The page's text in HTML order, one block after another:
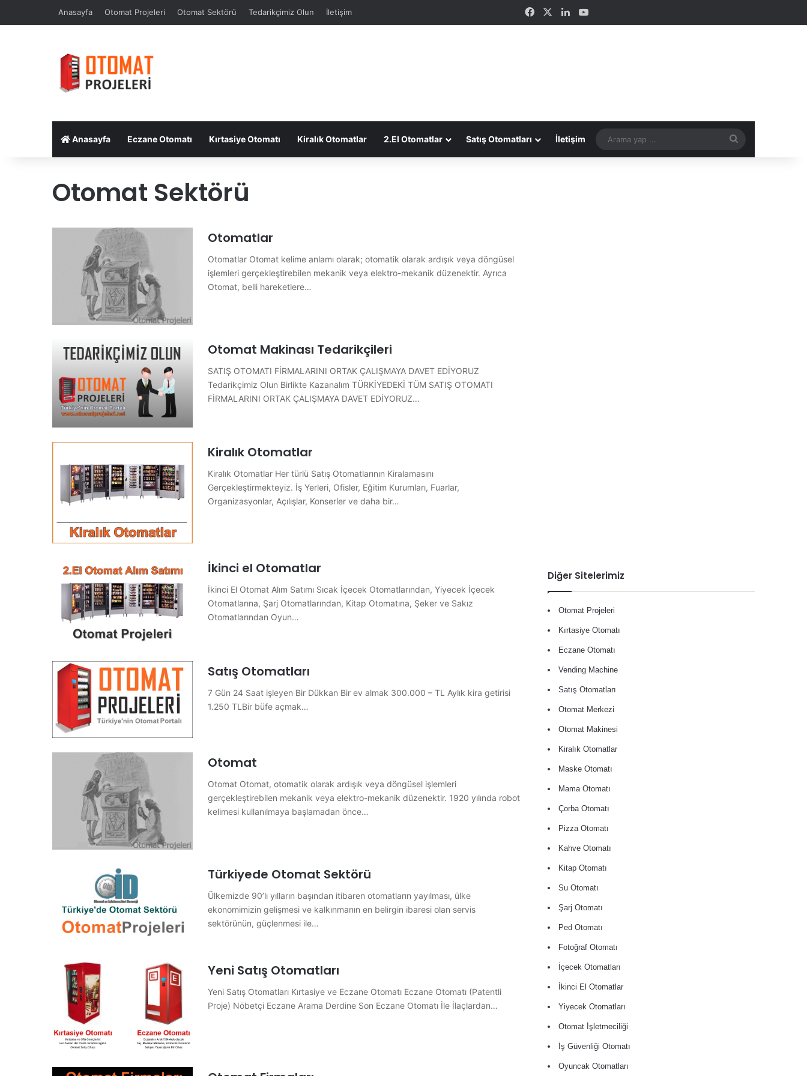
Anasayfa Otomat Projeleri Otomat Sektörü Tedarikçimiz Olun İletişim FacebookLinkedInYouTube
Anasayfa Eczane Otomatı Kırtasiye Otomatı Kiralık Otomatlar 2.El Otomatlar Satış Otomatları İletişim
yap
Otomat Sektörü
Otomatlar
Otomatlar Otomat kelime anlamı olarak; otomatik olarak ardışık veya döngüsel
işlemleri gerçekleştirebilen mekanik veya elektro-mekanik düzenektir. Ayrıca
Otomat, belli hareketlere…
Otomat Makinası Tedarikçileri
SATIŞ OTOMATI FİRMALARINI ORTAK ÇALIŞMAYA DAVET EDİYORUZ
Tedarikçimiz Olun Birlikte Kazanalım TÜRKİYEDEKİ TÜM SATIŞ OTOMATI
FİRMALARINI ORTAK ÇALIŞMAYA DAVET EDİYORUZ…
Kiralık Otomatlar
Kiralık Otomatlar Her türlü Satış Otomatlarının Kiralamasını
Gerçekleştirmekteyiz. İş Yerleri, Ofisler, Eğitim Kurumları, Fuarlar,
Organizasyonlar, Açılışlar, Konserler ve daha bir…
İkinci el Otomatlar
İkinci El Otomat Alım Satımı Sıcak İçecek Otomatlarından, Yiyecek İçecek
Otomatlarına, Şarj Otomatlarından, Kitap Otomatına, Şeker ve Sakız
Otomatlarından Oyun…
Satış Otomatları
7 Gün 24 Saat işleyen Bir Dükkan Bir ev almak 300.000 – TL Aylık kira getirisi
1.250 TLBir büfe açmak…
Otomat
Otomat Otomat, otomatik olarak ardışık veya döngüsel işlemleri
gerçekleştirebilen mekanik veya elektro-mekanik düzenektir. 1920 yılında robot
kelimesi kullanılmaya başlamadan önce…
Türkiyede Otomat Sektörü
Ülkemizde 90’lı yılların başından itibaren otomatların yayılması, ülke
ekonomimizin gelişmesi ve kalkınmanın en belirgin ibaresi olan servis
sektörünün, güçlenmesi ile…
Yeni Satış Otomatları
Yeni Satış Otomatları Kırtasiye ve Eczane Otomatı Eczane Otomatı (Patentli
Proje) Nöbetçi Eczane Arama Derdine Son Eczane Otomatı İle İlaçlardan…
Diğer Sitelerimiz
Otomat Projeleri
Kırtasiye Otomatı
Eczane Otomatı
Vending Machine
Satış Otomatları
Otomat Merkezi
Otomat Makinesi
Kiralık Otomatlar
Maske Otomatı
Mama Otomatı
Çorba Otomatı
Pizza Otomatı
Kahve Otomatı
Kitap Otomatı
Su Otomatı
Şarj Otomatı
Ped Otomatı
Fotoğraf Otomatı
İçecek Otomatları
İkinci El Otomatlar
Yiyecek Otomatları
Otomat İşletmeciliği
İş Güvenliği Otomatı
Oyuncak Otomatları